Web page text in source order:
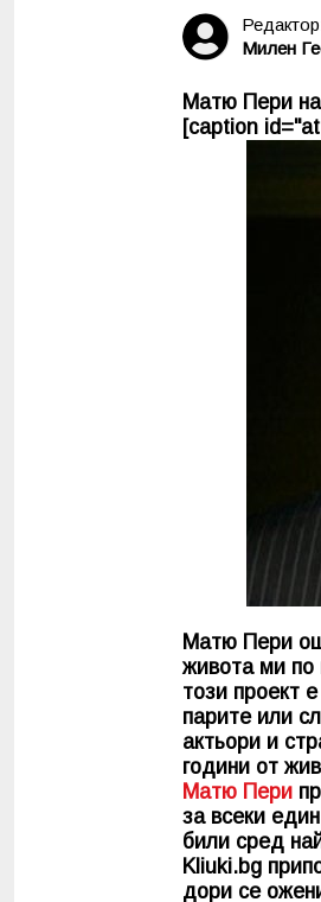
Милен
Матю Пери
[caption
Матю Пери
живота ми по
този проект
парите или
актьори и
години от
Матю Пери
за всеки
били сред
Kliuki.bg
дори се